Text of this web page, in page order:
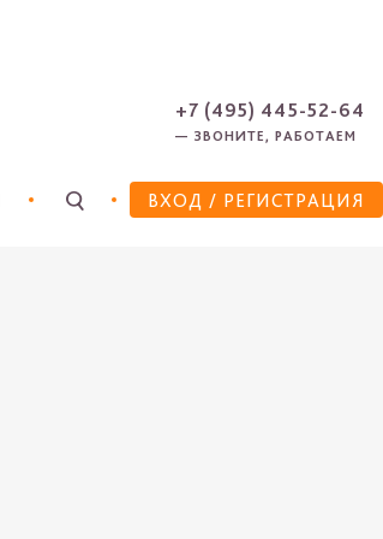
ВХОД / РЕГИСТРАЦИЯ
+7 (495) 445-52-64
— ЗВОНИТЕ, РАБОТАЕМ